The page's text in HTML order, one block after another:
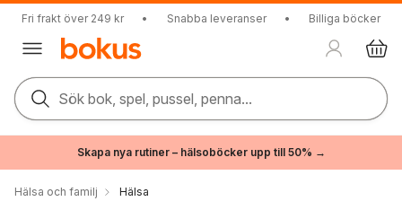
Fri frakt över 249 kr • Snabba leveranser • Billiga böcker
Sök bok, spel, pussel, penna...
Skapa nya rutiner – hälsoböcker upp till 50% →
Hälsa och familj Hälsa